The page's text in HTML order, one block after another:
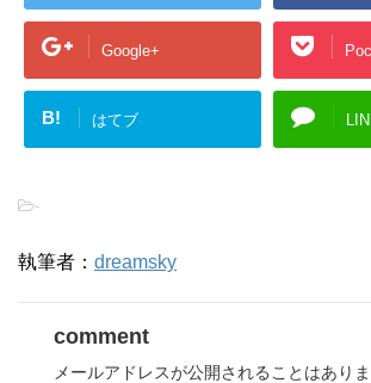
Google+
B! はてブ
-
執筆者： dreamsky
comment
メールアドレスが公開されることはありま